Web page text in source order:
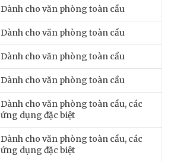
Dành cho văn phòng toàn cầu
Dành cho văn phòng toàn cầu
Dành cho văn phòng toàn cầu
Dành cho văn phòng toàn cầu
Dành cho văn phòng toàn cầu, các
ứng dụng đặc biệt
Dành cho văn phòng toàn cầu, các
ứng dụng đặc biệt